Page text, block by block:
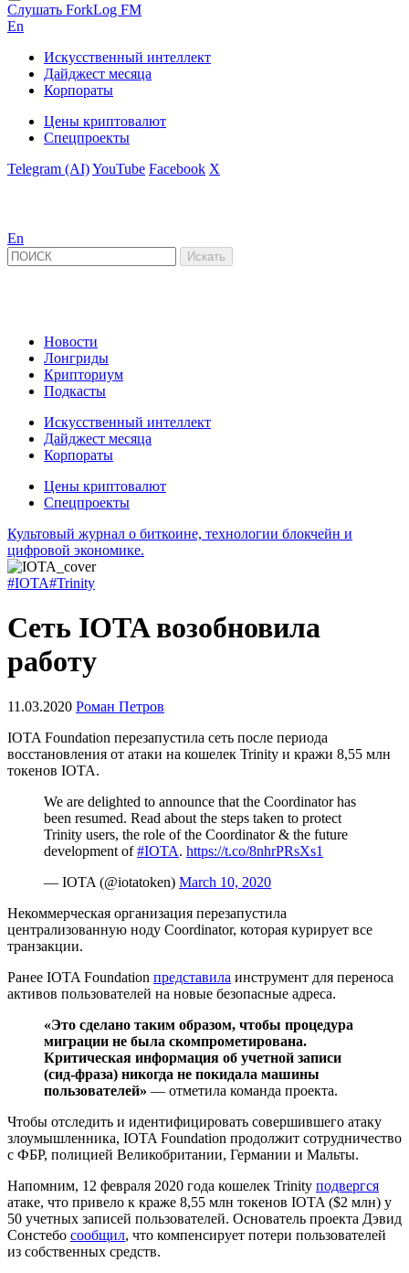
Слушать ForkLog FM
En
Искусственный интеллект
Дайджест месяца
Корпораты
Цены криптовалют
Спецпроекты
Telegram (AI)YouTube Facebook X
En
Новости
Лонгриды
Крипториум
Подкасты
Искусственный интеллект
Дайджест месяца
Корпораты
Цены криптовалют
Спецпроекты
Культовый журнал о биткоине, технологии блокчейн и
цифровой экономике.
#IOTA#Trinity
Сеть IOTA возобновила
работу
11.03.2020 Роман Петров
IOTA Foundation перезапустила сеть после периода
восстановления от атаки на кошелек Trinity и кражи 8,55 млн
токенов IOTA.
We are delighted to announce that the Coordinator has
been resumed. Read about the steps taken to protect
Trinity users, the role of the Coordinator & the future
development of#IOTA. https://t.co/8nhrPRsXs1
— IOTA (@iotatoken) March 10, 2020
Некоммерческая организация перезапустила
централизованную ноду Coordinator, которая курирует все
транзакции.
Ранее IOTA Foundation представила инструмент для переноса
активов пользователей на новые безопасные адреса.
«Это сделано таким образом, чтобы процедура
миграции не была скомпрометирована.
Критическая информация об учетной записи
(сид-фраза) никогда не покидала машины
пользователей» — отметила команда проекта.
Чтобы отследить и идентифицировать совершившего атаку
злоумышленника, IOTA Foundation продолжит сотрудничество
с ФБР, полицией Великобритании, Германии и Мальты.
Напомним, 12 февраля 2020 года кошелек Trinity подвергся
атаке, что привело к краже 8,55 млн токенов IOTA ($2 млн) у
50 учетных записей пользователей. Основатель проекта Дэвид
Сонстебо сообщил, что компенсирует потери пользователей
из собственных средств.